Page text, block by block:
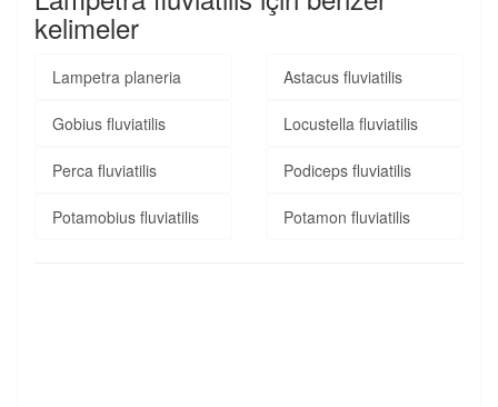
kelimeler
Lampetra planeria Astacus fluviatilis
Gobius fluviatilis Locustella fluviatilis
Perca fluviatilis Podiceps fluviatilis
Potamobius fluviatilis Potamon fluviatilis